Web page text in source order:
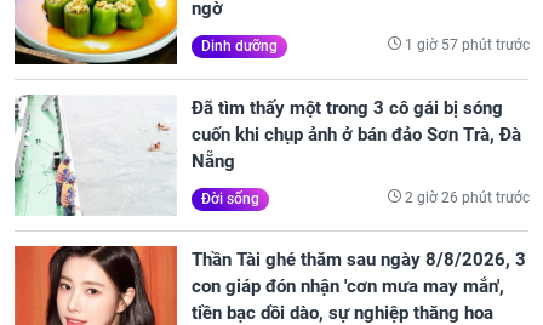
ngờ
Dinh dưỡng 1 giờ 57 phút trước
Đã tìm thấy một trong 3 cô gái bị sóng
cuốn khi chụp ảnh ở bán đảo Sơn Trà, Đà
Nẵng
Đời sống 2 giờ 26 phút trước
Thần Tài ghé thăm sau ngày 8/8/2026, 3
con giáp đón nhận 'cơn mưa may mắn',
tiền bạc dồi dào, sự nghiệp thăng hoa